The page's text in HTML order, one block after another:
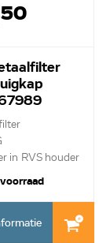
in RVS houder